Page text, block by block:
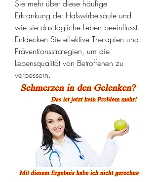
Sie mehr über diese häufige
Erkrankung der Halswirbelsäule und
wie sie das tägliche Leben beeinflusst.
Entdecken Sie effektive Therapien und
Präventionsstrategien, um die
Lebensqualität von Betroffenen zu
verbessern.